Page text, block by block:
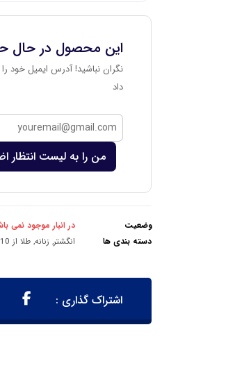
این محصول در حال
نگران نباشید! آدرس ایمیل خود
داد
من را به لیست انتظار
وضعیت
در انبار موجود نمی
دسته بندی ها
انگشتر, زنانه,طلا از 10 تا 40 میلیون تومان